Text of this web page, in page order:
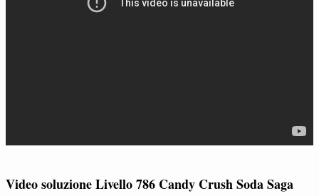
Video soluzione Livello 786 Candy Crush Soda Saga